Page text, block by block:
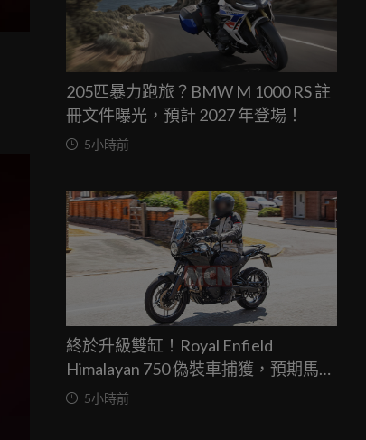
205匹暴力跑旅？BMW M 1000 RS 註
冊文件曝光，預計 2027 年登場！
5小時前
終於升級雙缸！Royal Enfield
Himalayan 750 偽裝車捕獲，預期馬力
突破67匹，最快米蘭車展亮相
5小時前